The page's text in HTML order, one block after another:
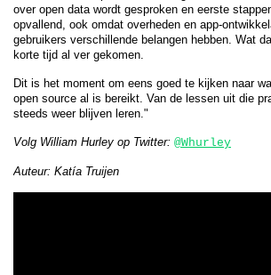
over open data wordt gesproken en eerste
opvallend, ook omdat overheden en app-
gebruikers verschillende belangen hebben. Wat
korte tijd al ver gekomen.
Dit is het moment om eens goed te kijken naar
open source al is bereikt. Van de lessen uit die
steeds weer blijven leren."
Volg William Hurley op Twitter: @Whurley
Auteur: Katía Truijen